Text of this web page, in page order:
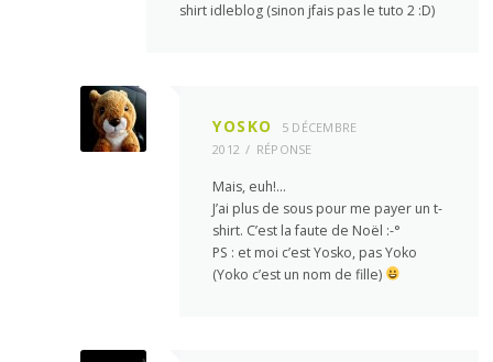
shirt idleblog (sinon jfais pas le tuto 2 :D)
YOSKO
5 DÉCEMBRE
2012
RÉPONSE
Mais, euh!…
J’ai plus de sous pour me payer un t-
shirt. C’est la faute de Noël :-°
PS : et moi c’est Yosko, pas Yoko
(Yoko c’est un nom de fille)